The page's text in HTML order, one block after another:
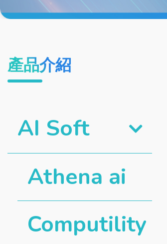
產品介紹
AI Soft
Athena ai
Computility